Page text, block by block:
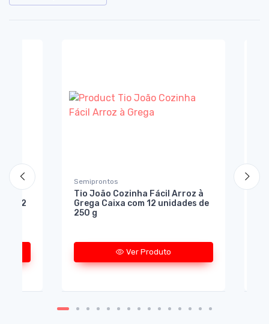
12
Semiprontos
Tio João Cozinha Fácil Arroz à
Grega Caixa com 12 unidades de
250 g
Ver Produto